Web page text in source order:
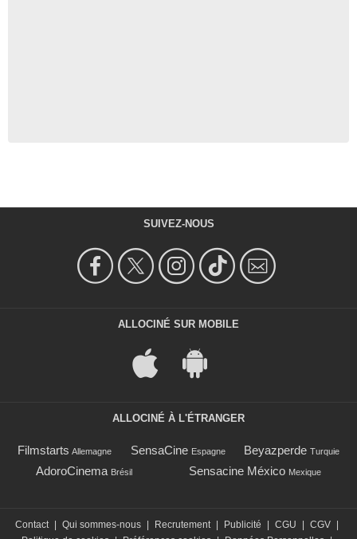
SUIVEZ-NOUS
ALLOCINÉ SUR MOBILE
ALLOCINÉ À L'ÉTRANGER
Filmstarts Allemagne SensaCine Espagne Beyazperde Turquie
AdoroCinema Brésil Sensacine México Mexique
Contact | Qui sommes-nous | Recrutement | Publicité | CGU | CGV |